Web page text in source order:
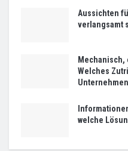
Aussichten
verlangsamt
Mechanisch,
Welches
welche